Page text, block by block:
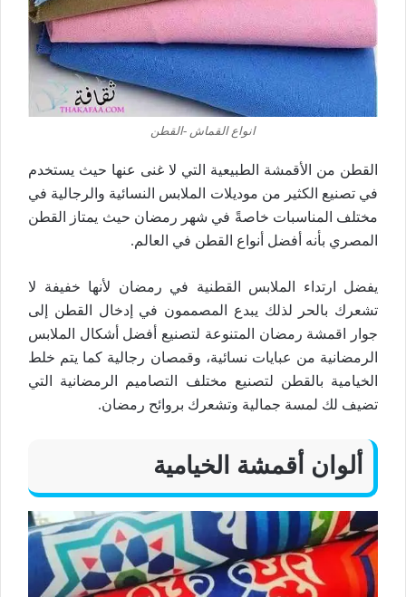
انواع القماش -القطن
القطن من الأقمشة الطبيعية
التي لا غنى عنها حيث يستخدم
في تصنيع الكثير من موديلات الملابس النسائية والرجالية في
مختلف المناسبات خاصةً في شهر رمضان حيث يمتاز القطن
المصري بأنه أفضل أنواع القطن في العالم.
يفضل ارتداء الملابس القطنية في رمضان لأنها خفيفة لا
تشعرك بالحر لذلك يبدع المصممون في إدخال القطن إلى
جوار اقمشة رمضان المتنوعة لتصنيع أفضل أشكال الملابس
الرمضانية من عبايات نسائية، وقمصان رجالية كما يتم خلط
الخيامية بالقطن لتصنيع مختلف التصاميم الرمضانية التي
تضيف لك لمسة جمالية وتشعرك بروائح رمضان.
ألوان أقمشة الخيامية